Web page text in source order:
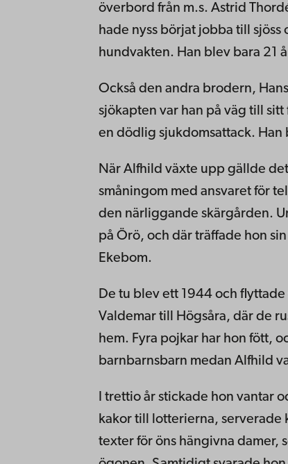
överbord från m.s. Astrid
hade nyss börjat jobba till
hundvakten. Han blev bara 21
Också den andra brodern,
sjökapten var han på väg till
en dödlig sjukdomsattack. Han
När Alfhild växte upp gällde
småningom med ansvaret för
den närliggande skärgården.
på Örö, och där träffade hon
Ekebom.
De tu blev ett 1944 och
Valdemar till Högsåra, där de
hem. Fyra pojkar har hon fött,
barnbarnsbarn medan Alfhild
I trettio år stickade hon vantar
kakor till lotterierna, serverade
texter för öns hängivna damer,